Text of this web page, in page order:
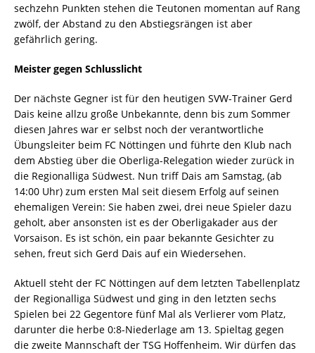
sechzehn Punkten stehen die Teutonen momentan auf Rang
zwölf, der Abstand zu den Abstiegsrängen ist aber
gefährlich gering.
Meister gegen Schlusslicht
Der nächste Gegner ist für den heutigen SVW-Trainer Gerd
Dais keine allzu große Unbekannte, denn bis zum Sommer
diesen Jahres war er selbst noch der verantwortliche
Übungsleiter beim FC Nöttingen und führte den Klub nach
dem Abstieg über die Oberliga-Relegation wieder zurück in
die Regionalliga Südwest. Nun triff Dais am Samstag, (ab
14:00 Uhr) zum ersten Mal seit diesem Erfolg auf seinen
ehemaligen Verein: Sie haben zwei, drei neue Spieler dazu
geholt, aber ansonsten ist es der Oberligakader aus der
Vorsaison. Es ist schön, ein paar bekannte Gesichter zu
sehen, freut sich Gerd Dais auf ein Wiedersehen.
Aktuell steht der FC Nöttingen auf dem letzten Tabellenplatz
der Regionalliga Südwest und ging in den letzten sechs
Spielen bei 22 Gegentore fünf Mal als Verlierer vom Platz,
darunter die herbe 0:8-Niederlage am 13. Spieltag gegen
die zweite Mannschaft der TSG Hoffenheim. Wir dürfen das